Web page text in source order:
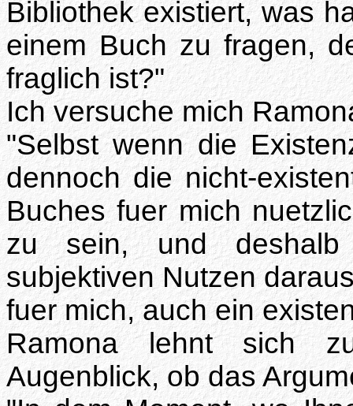
Bibliothek existiert, was
einem Buch zu fragen,
fraglich ist?"
Ich versuche mich
"Selbst wenn die
dennoch die nicht-
Buches fuer mich
zu sein, und
subjektiven Nutzen
fuer mich, auch ein
Ramona lehnt sich
Augenblick, ob das